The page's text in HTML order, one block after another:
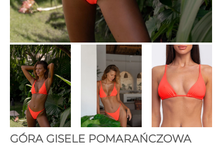
GÓRA GISELE POMARAŃCZOWA